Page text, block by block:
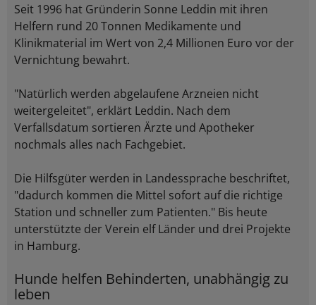
Seit 1996 hat Gründerin Sonne Leddin mit ihren
Helfern rund 20 Tonnen Medikamente und
Klinikmaterial im Wert von 2,4 Millionen Euro vor der
Vernichtung bewahrt.
"Natürlich werden abgelaufene Arzneien nicht
weitergeleitet", erklärt Leddin. Nach dem
Verfallsdatum sortieren Ärzte und Apotheker
nochmals alles nach Fachgebiet.
Die Hilfsgüter werden in Landessprache beschriftet,
"dadurch kommen die Mittel sofort auf die richtige
Station und schneller zum Patienten." Bis heute
unterstützte der Verein elf Länder und drei Projekte
in Hamburg.
Hunde helfen Behinderten, unabhängig zu
leben